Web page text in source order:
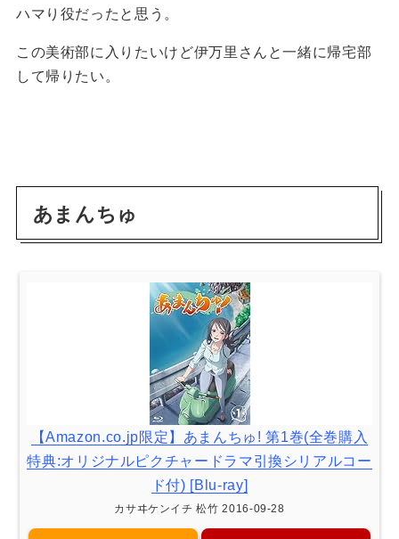
ハマり役だったと思う。
この美術部に入りたいけど伊万里さんと一緒に帰宅部
して帰りたい。
あまんちゅ
【Amazon.co.jp限定】あまんちゅ! 第1巻(全巻購入
特典:オリジナルピクチャードラマ引換シリアルコー
ド付) [Blu-ray]
カサヰケンイチ 松竹 2016-09-28